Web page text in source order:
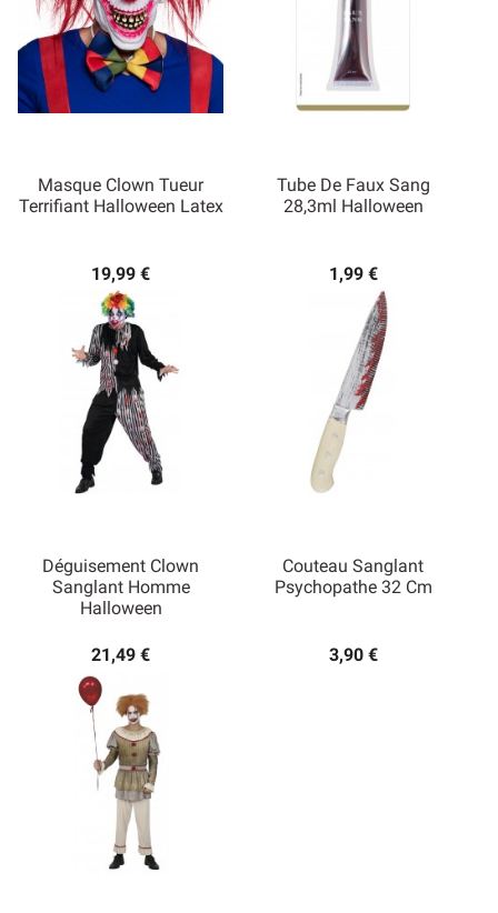
Masque Clown Tueur
Terrifiant Halloween Latex
19,99 €
Tube De Faux Sang
28,3ml Halloween
1,99 €
Déguisement Clown
Sanglant Homme
Halloween
21,49 €
Couteau Sanglant
Psychopathe 32 Cm
3,90 €